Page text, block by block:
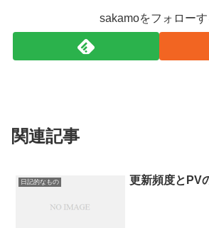
sakamoをフォローす
関連記事
日記的なもの 更新頻度とPV